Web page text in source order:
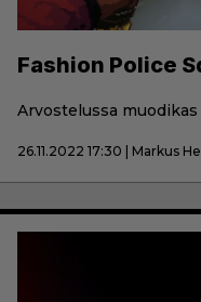
Fashion Police
Arvostelussa
26.11.2022 17:30 | Markus